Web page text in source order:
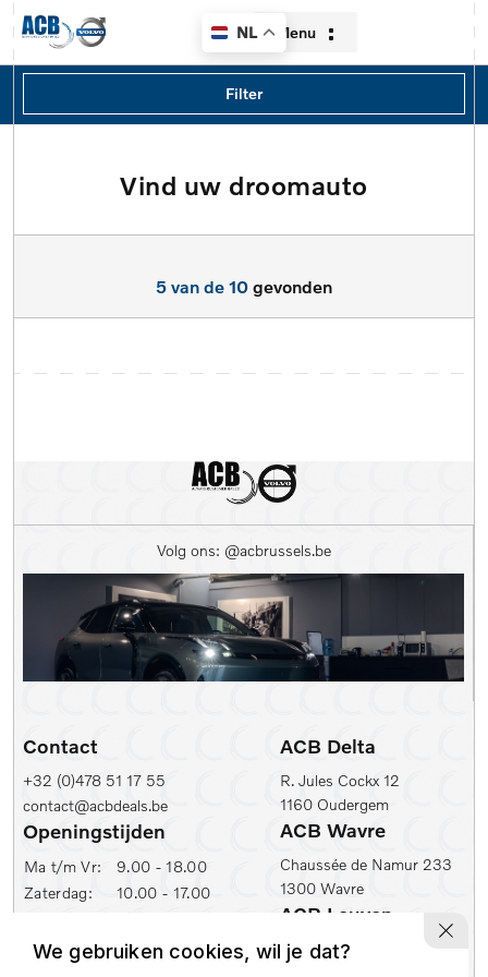
NL Menu
Home
Diensten
Vind uw droomauto
Filter
Filters
Merk
Type
Kleur
Carrosserie
Kilometerstand Van
Kilometerstand tot
1e inschrijfdatum min
1e inschrijfdatum max
5 van de 10 gevonden
Volg ons: @acbrussels.be
Contact
+32 (0)478 51 17 55
contact@acbdeals.be
Openingstijden
Ma t/m Vr:
9.00 - 18.00
Zaterdag:
10.00 - 17.00
ACB Zaventem
Leuvensesteenweg 430
ACB Delta
R. Jules Cockx 12
1160 Oudergem
ACB Wavre
Chaussée de Namur 233
1300 Wavre
ACB Leuven
Ambachtenlaan 2
We gebruiken cookies, wil je dat?